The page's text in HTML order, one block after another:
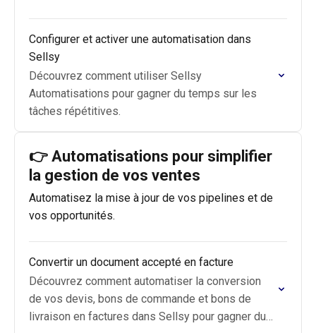
Configurer et activer une automatisation dans
Sellsy
Découvrez comment utiliser Sellsy
Automatisations pour gagner du temps sur les
tâches répétitives.
👉 Automatisations pour simplifier
la gestion de vos ventes
Automatisez la mise à jour de vos pipelines et de
vos opportunités.
Convertir un document accepté en facture
Découvrez comment automatiser la conversion
de vos devis, bons de commande et bons de
livraison en factures dans Sellsy pour gagner du